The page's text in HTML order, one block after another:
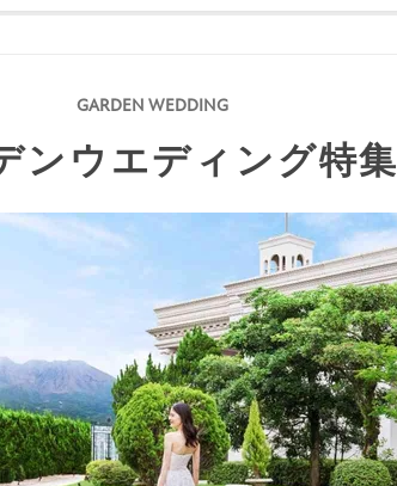
ンウエディング特集